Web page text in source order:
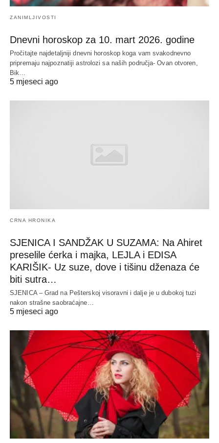
ZANIMLJIVOSTI
Dnevni horoskop za 10. mart 2026. godine
Pročitajte najdetaljniji dnevni horoskop koga vam svakodnevno
pripremaju najpoznatiji astrolozi sa naših područja- Ovan otvoren,
Bik…
5 mjeseci ago
CRNA HRONIKA
SJENICA I SANDŽAK U SUZAMA: Na Ahiret
preselile ćerka i majka, LEJLA i EDISA
KARIŠIK- Uz suze, dove i tišinu dženaza će
biti sutra…
SJENICA – Grad na Pešterskoj visoravni i dalje je u dubokoj tuzi
nakon strašne saobraćajne…
5 mjeseci ago